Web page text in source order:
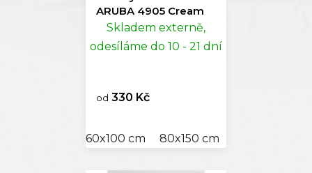
ARUBA 4905 Cream
Skladem externě,
odesíláme do 10 - 21 dní
od 330 Kč
60x100 cm 80x150 cm